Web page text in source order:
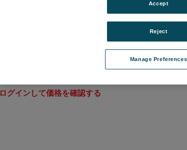
ログインして価格を確認する
Manage Preferences
Reject
Accept